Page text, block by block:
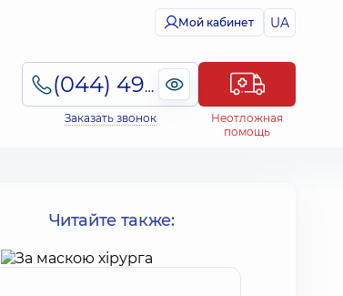
Мой кабинет UA
(044) 495-2-888
Заказать звонок
Неотложная
помощь
Читайте также: